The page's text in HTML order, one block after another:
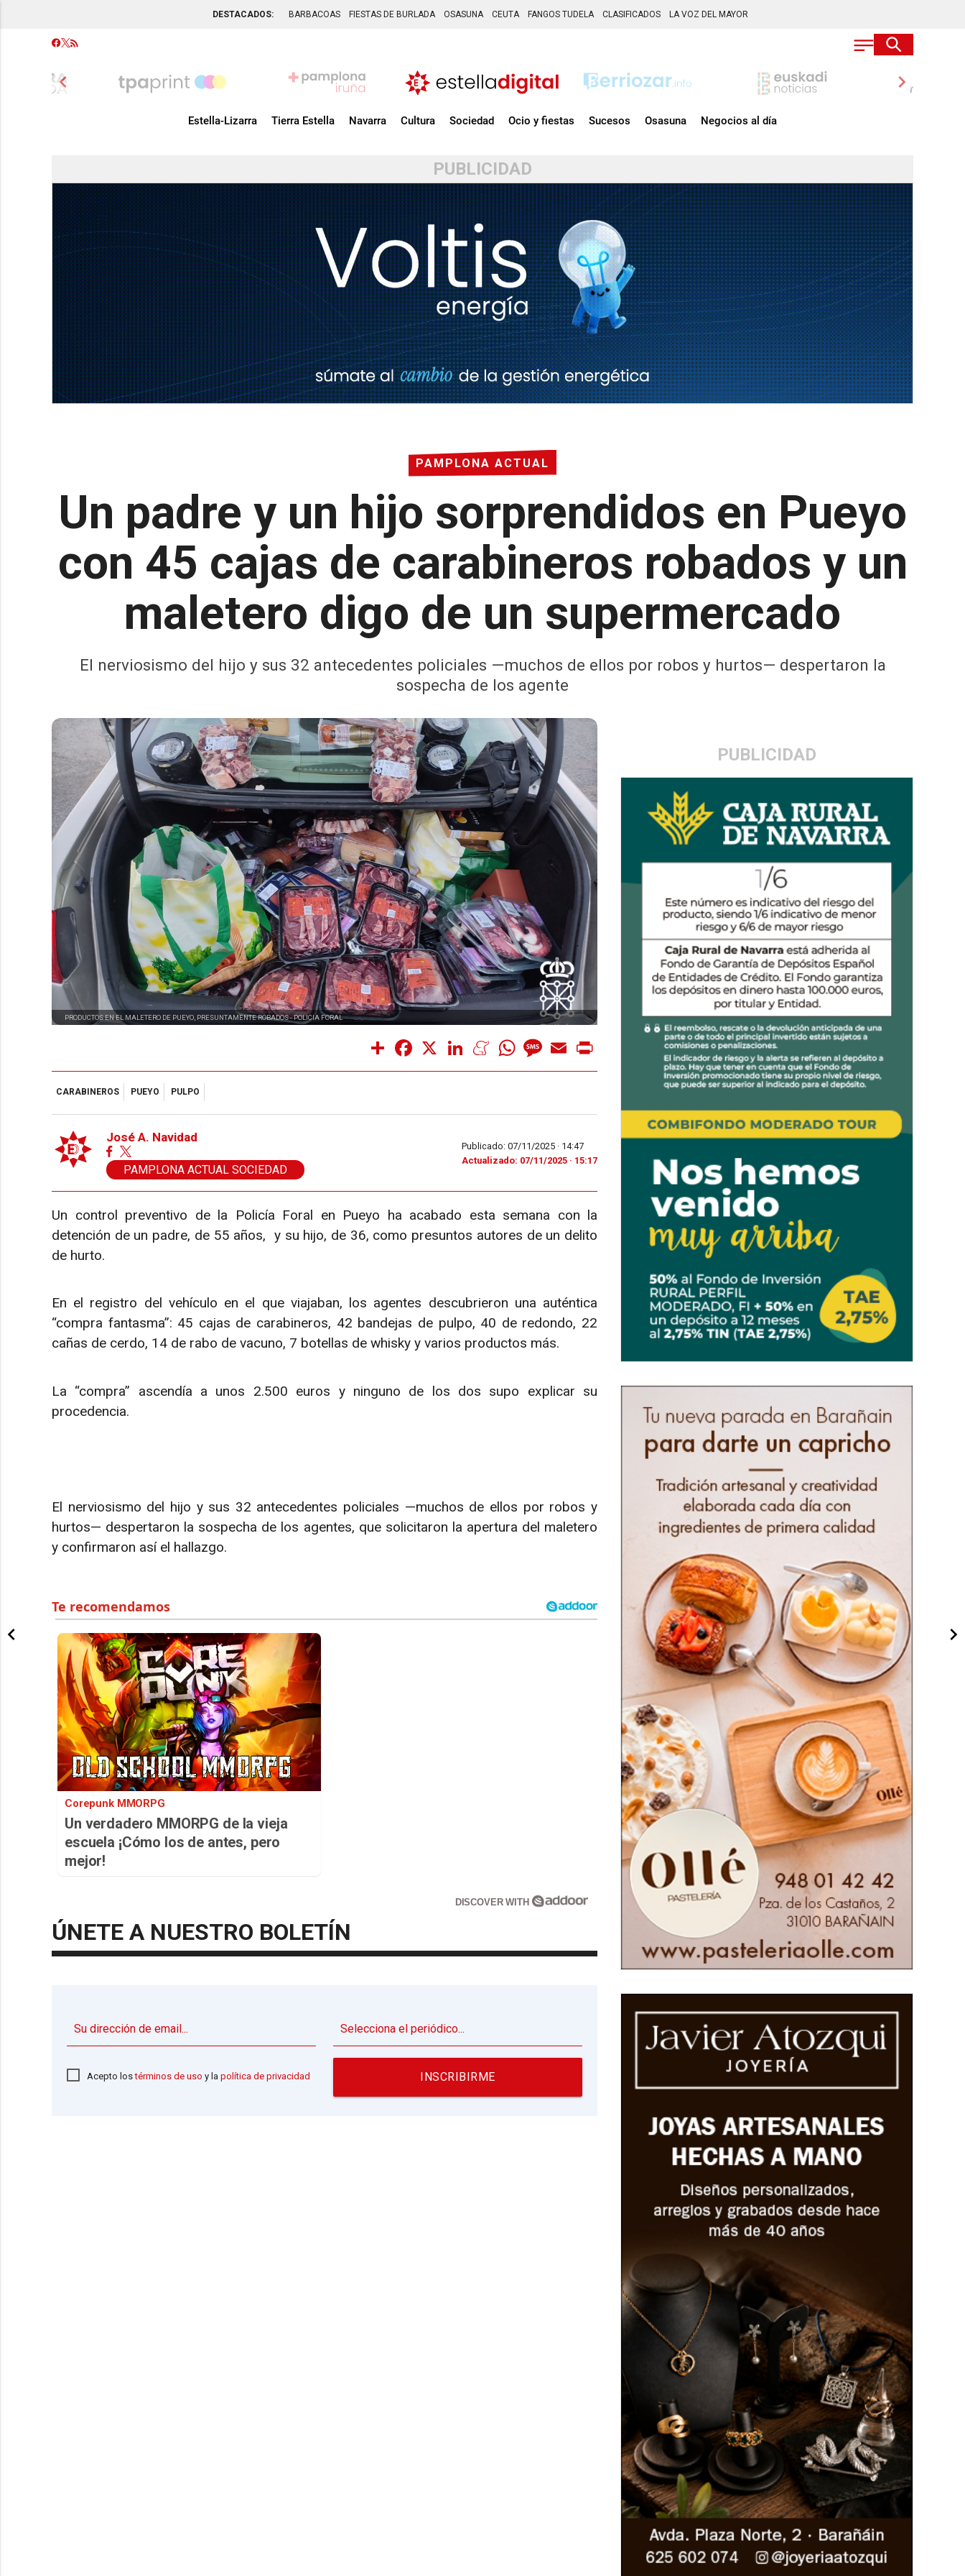
DESTACADOS: BARBACOAS FIESTAS DE BURLADA OSASUNA CEUTA FANGOS TUDELA CLASIFICADOS LA VOZ DEL MAYOR
chevron_left chevron_right
Estella-Lizarra Tierra Estella Navarra Cultura Sociedad Ocio y fiestas Sucesos Osasuna Negocios al día
PUBLICIDAD
PAMPLONA ACTUAL
Un padre y un hijo sorprendidos en Pueyo
con 45 cajas de carabineros robados y un
maletero digo de un supermercado
El nerviosismo del hijo y sus 32 antecedentes policiales —muchos de ellos por robos y hurtos— despertaron la
sospecha de los agente
PUBLICIDAD
PRODUCTOS EN EL MALETERO DE PUEYO, PRESUNTAMENTE ROBADOS -POLICIA FORAL
Share Facebook LinkedInMeneameWhatsAppMessage
Email
CARABINEROS PUEYO PULPO
José A. Navidad
PAMPLONA ACTUAL SOCIEDAD
Publicado: 07/11/2025 · 14:47
Actualizado: 07/11/2025 · 15:17
Un control preventivo de la Policía Foral en Pueyo ha acabado esta semana con la
detención de un padre, de 55 años, y su hijo, de 36, como presuntos autores de un delito
de hurto.
En el registro del vehículo en el que viajaban, los agentes descubrieron una auténtica
“compra fantasma”: 45 cajas de carabineros, 42 bandejas de pulpo, 40 de redondo, 22
cañas de cerdo, 14 de rabo de vacuno, 7 botellas de whisky y varios productos más.
La “compra” ascendía a unos 2.500 euros y ninguno de los dos supo explicar su
procedencia.
El nerviosismo del hijo y sus 32 antecedentes policiales —muchos de ellos por robos y
hurtos— despertaron la sospecha de los agentes, que solicitaron la apertura del maletero
y confirmaron así el hallazgo.
Corepunk MMORPG
Un verdadero MMORPG de la vieja
escuela ¡Cómo los de antes, pero
mejor!
DISCOVER WITH
ÚNETE A NUESTRO BOLETÍN
Acepto lostérminos de uso y la política de privacidad INSCRIBIRME